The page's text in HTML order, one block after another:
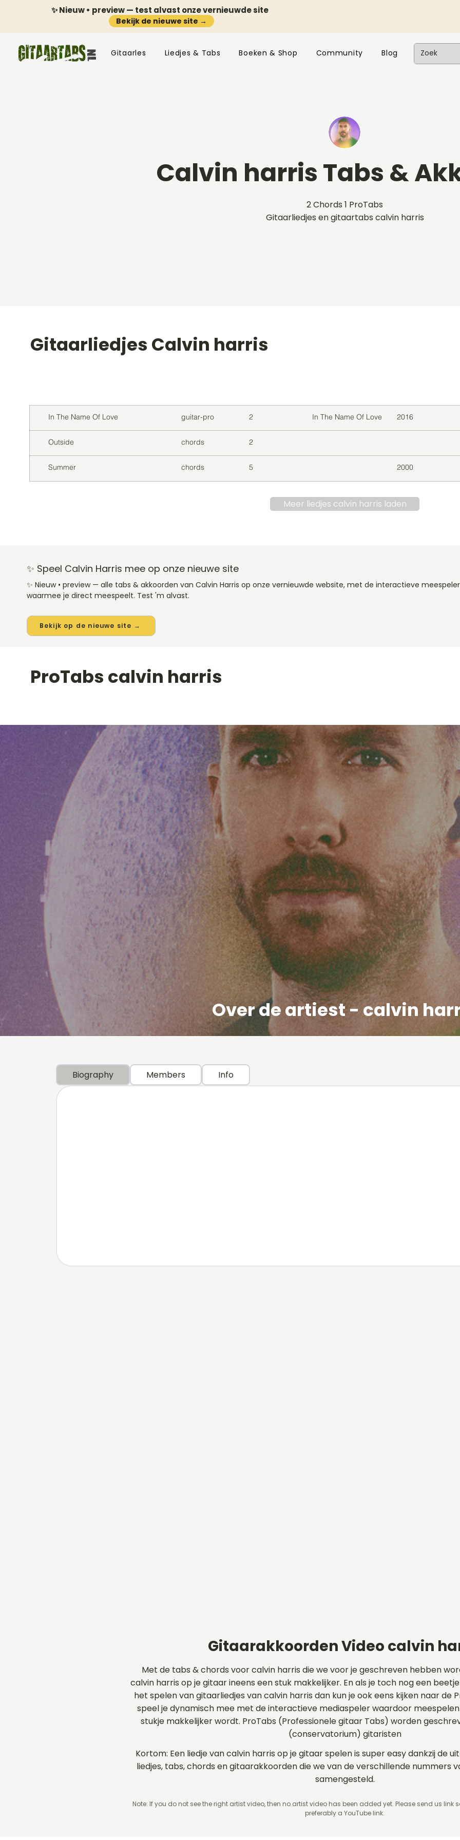
✨ Nieuw • preview — test alvast onze vernieuwde site
Bekijk de nieuwe site →
Gitaarles Liedjes & Tabs Boeken & Shop Community Blog
Calvin harris Tabs &
2 Chords 1 ProTabs
Gitaarliedjes en gitaartabs calvin harris
Gitaarliedjes Calvin harris
In The Name Of Love guitar-pro 2 In The Name Of Love 2016
Outside chords 2
Summer chords 5 2000
Meer liedjes calvin harris laden
✨ Speel Calvin Harris mee op onze nieuwe site
✨ Nieuw • preview — alle tabs & akkoorden van Calvin Harris op onze vernieuwde website, met de interactieve meespeler
waarmee je direct meespeelt. Test 'm alvast.
Bekijk op de nieuwe site →
ProTabs calvin harris
Over de artiest - calvin
Biography Members Info
Gitaarakkoorden Video calvin
Met de tabs & chords voor calvin harris die we voor je geschreven hebben
calvin harris op je gitaar ineens een stuk makkelijker. En als je toch nog een
het spelen van gitaarliedjes van calvin harris dan kun je ook eens kijken naar de
speel je dynamisch mee met de interactieve mediaspeler waardoor
stukje makkelijker wordt. ProTabs (Professionele gitaar Tabs) worden
(conservatorium) gitaristen
Kortom: Een liedje van calvin harris op je gitaar spelen is super easy dankzij de
liedjes, tabs, chords en gitaarakkoorden die we van de verschillende nummers
samengesteld.
Note: If you do not see the right artist video, then no artist video has been added yet. Please send us link
preferably a YouTube link.